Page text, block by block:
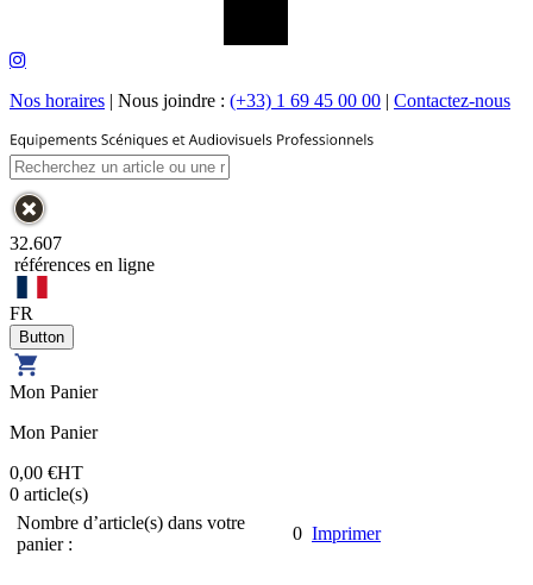
Nos horaires | Nous joindre : (+33) 1 69 45 00 00 | Contactez-nous
32.607
références en ligne
FR
Mon Panier
Mon Panier
0,00 €HT
0 article(s)
Nombre d’article(s) dans votre
panier :
0 Imprimer